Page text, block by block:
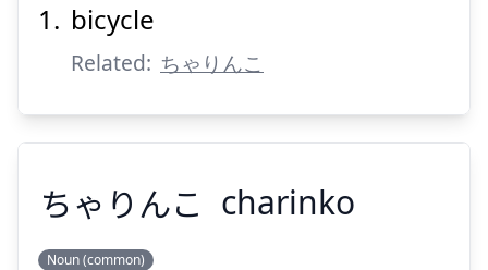
ちゃり
bicycle
Related: ちゃりんこ
ちゃりんこ charinko
Noun (common)